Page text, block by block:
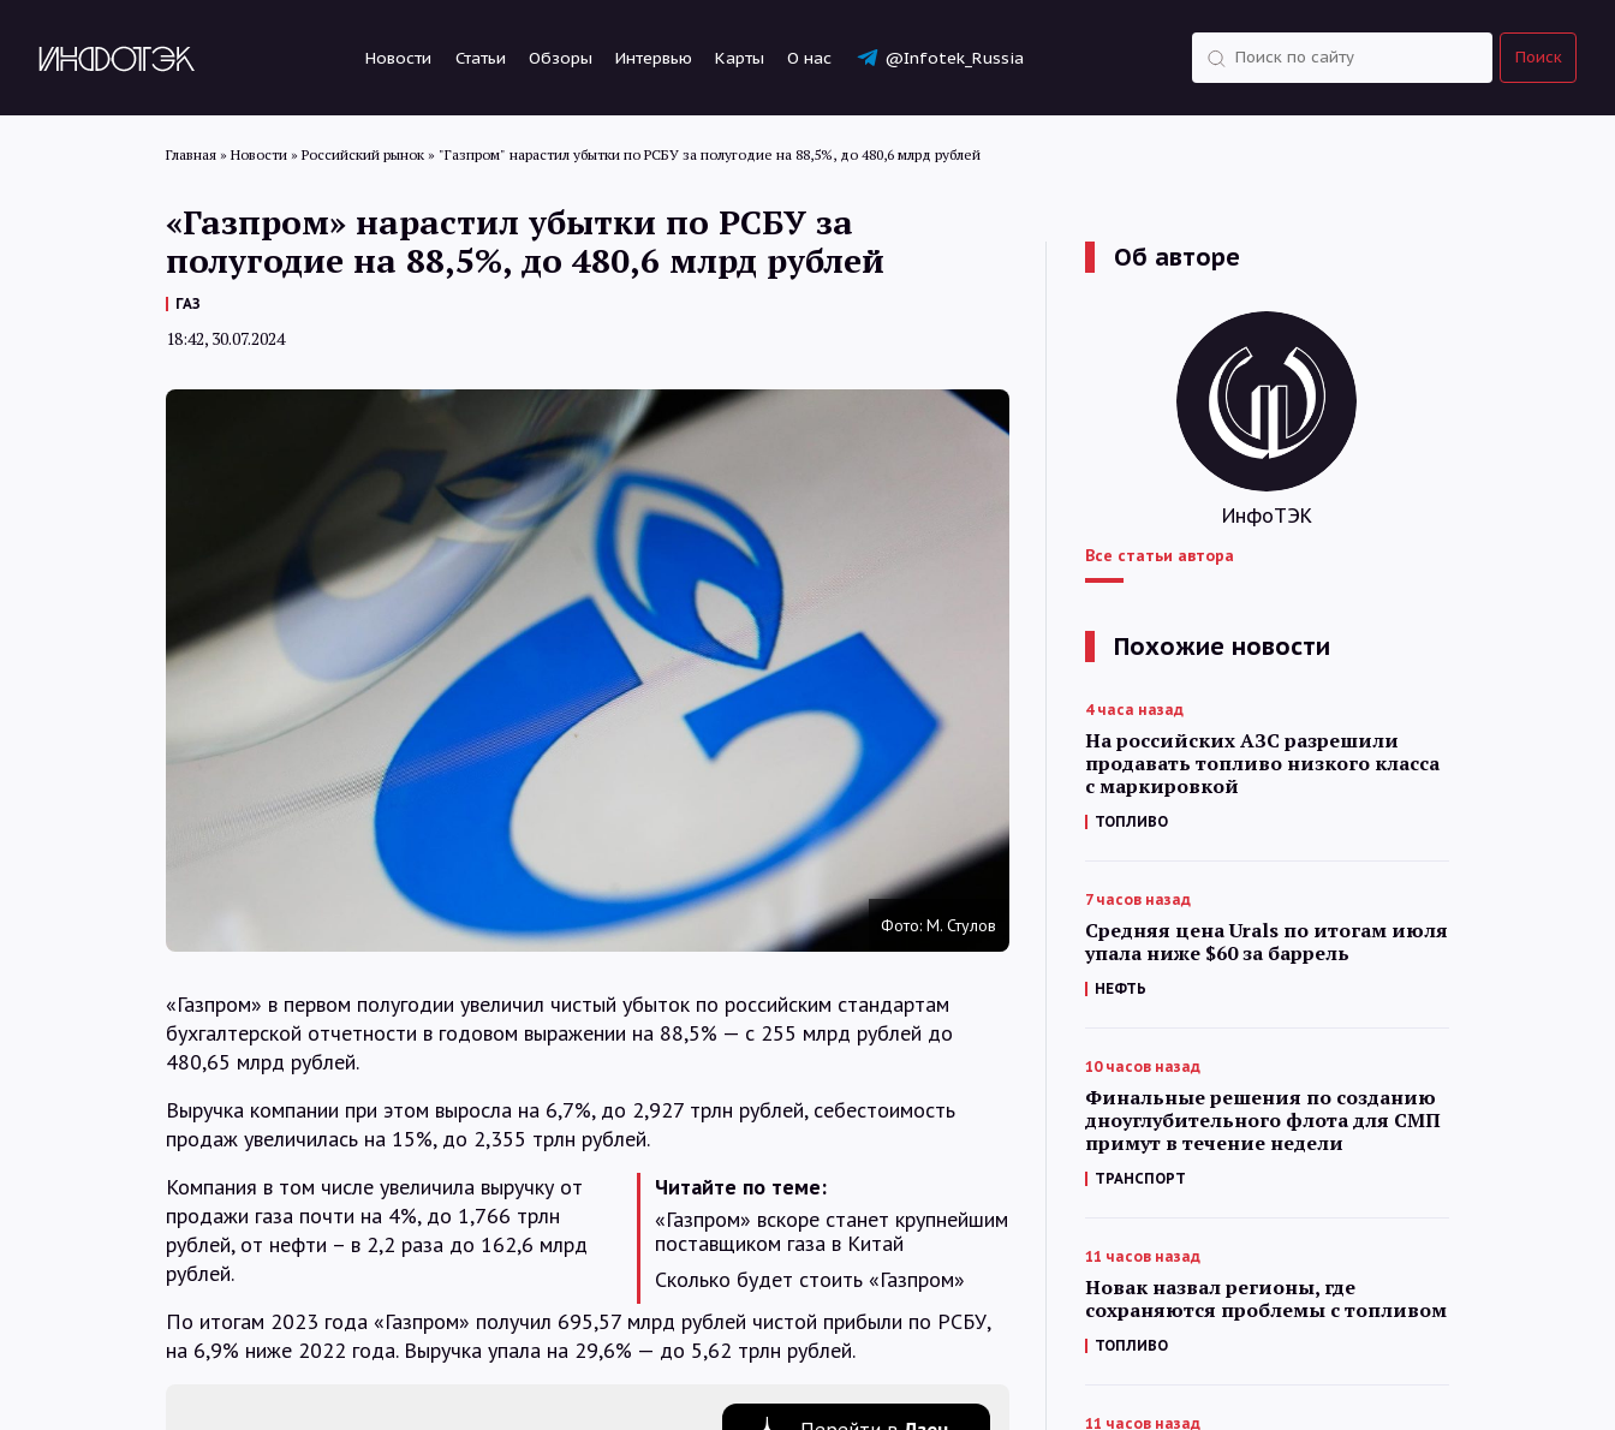
Новости Статьи Обзоры Интервью Карты О нас @Infotek_Russia Поиск
Статьи
Интервью
Карты
О нас
@Infotek_Russia
Главная » Новости » Российский рынок » "Газпром" нарастил убытки по РСБУ за полугодие на 88,5%, до 480,6 млрд рублей
«Газпром» нарастил убытки по РСБУ за
полугодие на 88,5%, до 480,6 млрд рублей
ГАЗ
18:42, 30.07.2024
Фото: М. Стулов
«Газпром» в первом полугодии увеличил чистый убыток по российским стандартам
бухгалтерской отчетности в годовом выражении на 88,5% — с 255 млрд рублей до
480,65 млрд рублей.
Выручка компании при этом выросла на 6,7%, до 2,927 трлн рублей, себестоимость
продаж увеличилась на 15%, до 2,355 трлн рублей.
Читайте по теме:
«Газпром» вскоре станет крупнейшим
поставщиком газа в Китай
Сколько будет стоить «Газпром»
Компания в том числе увеличила выручку от
продажи газа почти на 4%, до 1,766 трлн
рублей, от нефти – в 2,2 раза до 162,6 млрд
рублей.
По итогам 2023 года «Газпром» получил 695,57 млрд рублей чистой прибыли по РСБУ,
на 6,9% ниже 2022 года. Выручка упала на 29,6% — до 5,62 трлн рублей.
Об авторе
ИнфоТЭК
Все статьи автора
Похожие новости
4 часа назад
На российских АЗС разрешили
продавать топливо низкого класса
с маркировкой
ТОПЛИВО
7 часов назад
Средняя цена Urals по итогам июля
упала ниже $60 за баррель
НЕФТЬ
10 часов назад
Финальные решения по созданию
дноуглубительного флота для СМП
примут в течение недели
ТРАНСПОРТ
11 часов назад
Новак назвал регионы, где
сохраняются проблемы с топливом
ТОПЛИВО
11 часов назад